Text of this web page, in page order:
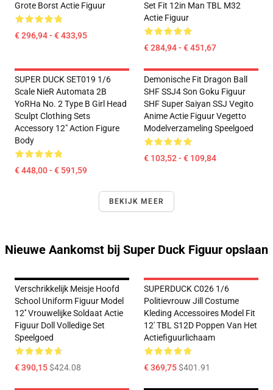
Grote Borst Actie Figuur
€ 296,94 - € 433,95
Set Fit 12in Man TBL M32
Actie Figuur
€ 284,94 - € 451,67
SUPER DUCK SET019 1/6
Scale NieR Automata 2B
YoRHa No. 2 Type B Girl Head
Sculpt Clothing Sets
Accessory 12" Action Figure
Body
€ 448,00 - € 591,59
Demonische Fit Dragon Ball
SHF SSJ4 Son Goku Figuur
SHF Super Saiyan SSJ Vegito
Anime Actie Figuur Vegetto
Modelverzameling Speelgoed
€ 103,52 - € 109,84
BEKIJK MEER
Nieuwe Aankomst bij Super Duck Figuur opslaan
Verschrikkelijk Meisje Hoofd
School Uniform Figuur Model
12'' Vrouwelijke Soldaat Actie
Figuur Doll Volledige Set
Speelgoed
€ 390,15$424.08
SUPERDUCK C026 1/6
Politievrouw Jill Costume
Kleding Accessoires Model Fit
12' TBL S12D Poppen Van Het
Actiefiguurlichaam
€ 369,75$401.91